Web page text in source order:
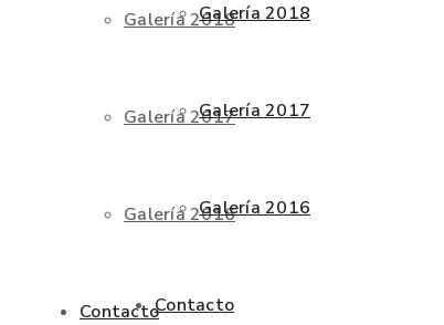
Galería 2018
Galería 2017
Galería 2016
Contacto
Galería 2018
Galería 2017
Galería 2016
Contacto